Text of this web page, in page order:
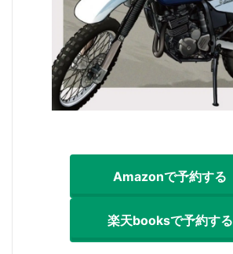
Amazonで予約する
楽天booksで予約する